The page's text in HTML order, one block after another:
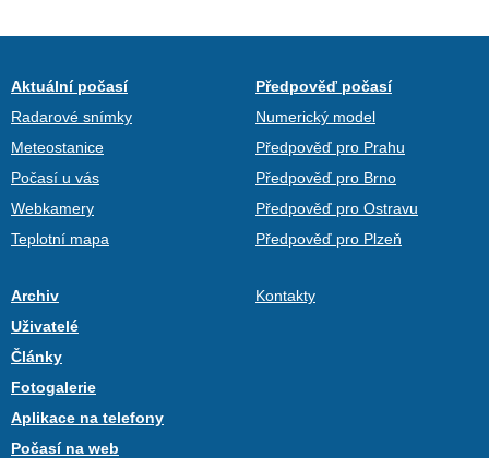
Aktuální počasí
Radarové snímky
Meteostanice
Počasí u vás
Webkamery
Teplotní mapa
Předpověď počasí
Numerický model
Předpověď pro Prahu
Předpověď pro Brno
Předpověď pro Ostravu
Předpověď pro Plzeň
Archiv
Uživatelé
Články
Fotogalerie
Aplikace na telefony
Počasí na web
Kontakty